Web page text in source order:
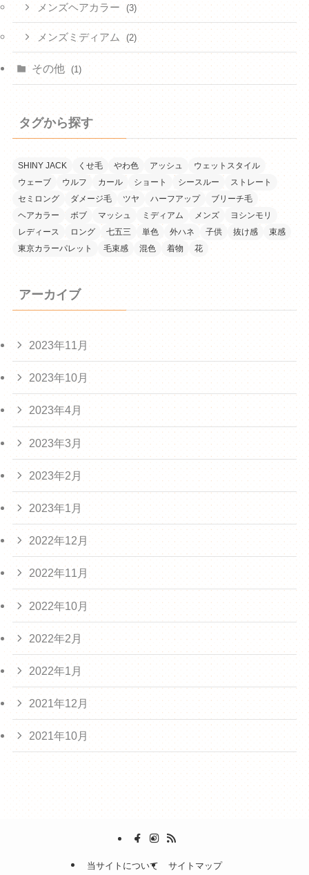
メンズヘアカラー (3)
メンズミディアム (2)
その他 (1)
タグから探す
SHINY JACK くせ毛 やわ色 アッシュ
ウェットスタイル
ウェーブ
ウルフ カール ショート シースルー
ストレート
セミロング
ダメージ毛 ツヤ ハーフアップ
ブリーチ毛
ヘアカラー
ボブ マッシュ ミディアム メンズ
ヨシンモリ
レディース
ロング 七五三 単色 外ハネ 子供 抜け感
束感
東京カラーパレット
毛束感 混色 着物 花
アーカイブ
2023年11月
2023年10月
2023年4月
2023年3月
2023年2月
2023年1月
2022年12月
2022年11月
2022年10月
2022年2月
2022年1月
2021年12月
2021年10月
当サイトについて サイトマップ